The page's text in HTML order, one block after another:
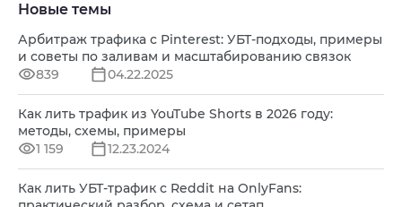
Новые темы
Арбитраж трафика с Pinterest: УБТ-подходы, примеры
и советы по заливам и масштабированию связок
839
04.22.2025
Как лить трафик из YouTube Shorts в 2026 году:
методы, схемы, примеры
1 159
12.23.2024
Как лить УБТ-трафик с Reddit на OnlyFans: